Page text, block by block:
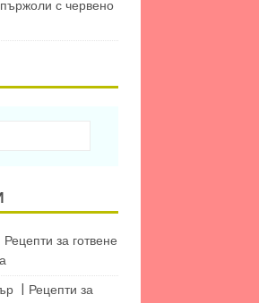
с червено
за готвене
| Рецепти за